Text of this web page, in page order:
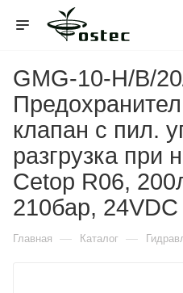
GMG-10-H/B/
клапан с пил.
разгрузка при
Cetop R06,
210бар, 24VDC
Главная — Каталог —